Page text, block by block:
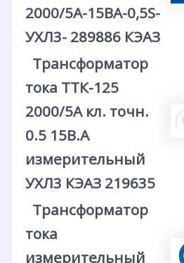
2000/5А-15ВА-0,5S-
УХЛ3- 289886 КЭАЗ
Трансформатор
тока ТТК-125
2000/5А кл. точн.
0.5 15В.А
измерительный
УХЛ3 КЭАЗ 219635
Трансформатор
тока
измерительный